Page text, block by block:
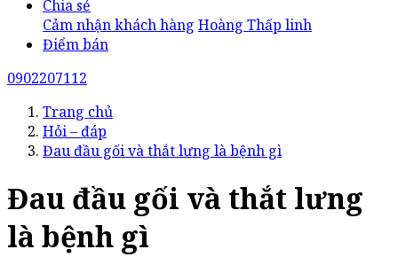
Chia sẻ
Cảm nhận khách hàng Hoàng Thấp linh
Điểm bán
0902207112
Trang chủ
Hỏi – đáp
Đau đầu gối và thắt lưng là bệnh gì
Đau đầu gối và thắt lưng
là bệnh gì